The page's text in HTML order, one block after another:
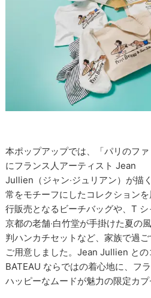
本ポップアップでは、「パリのフ
にフランス人アーティスト Jean
Jullien（ジャン‧ジュリアン）が描
常をモチーフにしたコレクション
行販売となるビーチバッグや、T シ
京都の⽼舗‧⽩⽵堂が手掛けた夏の
判ハンカチセットなど、家族で過
ご用意しました。Jean Jullien と
BATEAU ならではの着心地に、フ
ハッピーなムードが魅力の限定カプ